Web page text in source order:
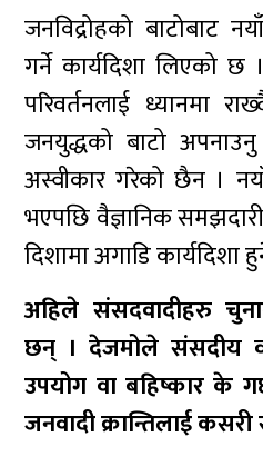
जनविद्रोहको बाटोबाट
गर्ने कार्यदिशा लिएको
परिवर्तनलाई ध्यानमा
जनयुद्धको बाटो
अस्वीकार गरेको छैन ।
भएपछि वैज्ञानिक
दिशामा अगाडि कार्यदिशा
अहिले संसदवादीहरु
छन् । देजमोले संसदीय वा
उपयोग वा बहिष्कार के
जनवादी क्रान्तिलाई